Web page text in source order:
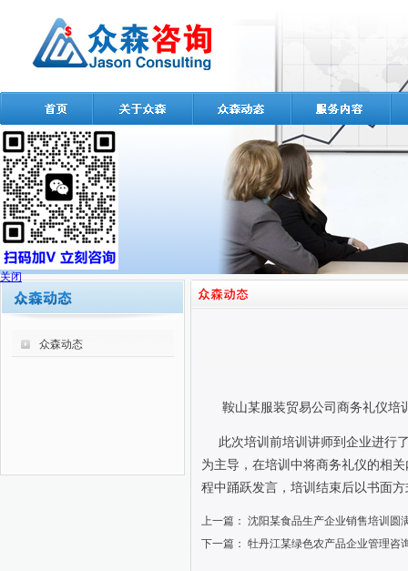
众森动态
鞍山某服装贸易公司商务礼仪培
此次培训前培训讲师到企业进行
为主导，在培训中将商务礼仪的相
程中踊跃发言，培训结束后以书面
上一篇： 沈阳某食品生产企业销售培训圆
下一篇： 牡丹江某绿色农产品企业管理咨
关闭